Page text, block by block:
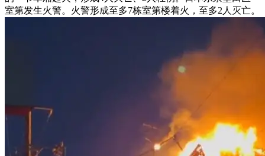
室第发生火警。火警形成至多7栋室第楼着火，至多2人灭亡。